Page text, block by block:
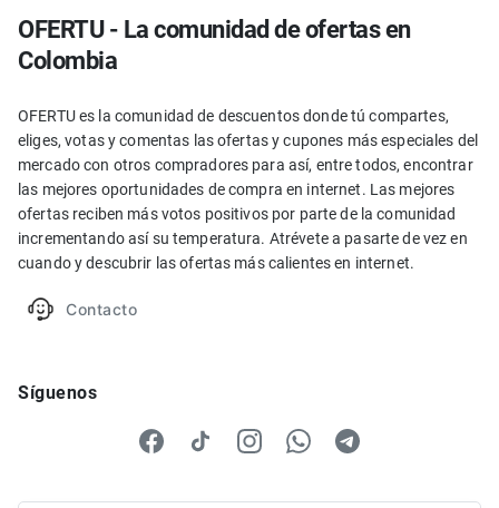
OFERTU - La comunidad de ofertas en
Colombia
OFERTU es la comunidad de descuentos donde tú compartes,
eliges, votas y comentas las ofertas y cupones más especiales del
mercado con otros compradores para así, entre todos, encontrar
las mejores oportunidades de compra en internet. Las mejores
ofertas reciben más votos positivos por parte de la comunidad
incrementando así su temperatura. Atrévete a pasarte de vez en
cuando y descubrir las ofertas más calientes en internet.
Contacto
Síguenos